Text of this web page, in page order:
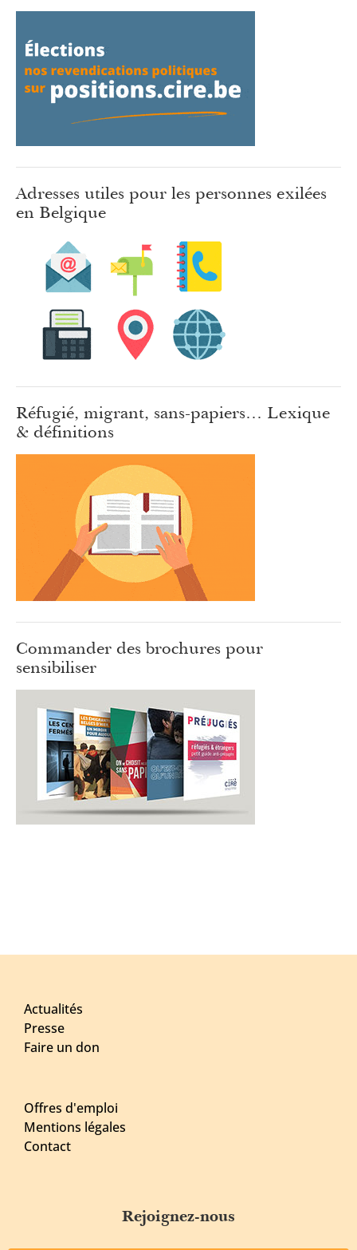
Adresses utiles pour les personnes exilées
en Belgique
Réfugié, migrant, sans-papiers… Lexique
& définitions
Commander des brochures pour
sensibiliser
Actualités
Presse
Faire un don
Offres d'emploi
Mentions légales
Contact
Rejoignez-nous